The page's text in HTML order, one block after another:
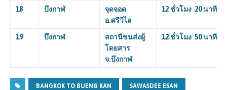
18 บึงกาฬ
จุดจอด
อ.ศรีวิไล
12 ชั่วโมง 20 นาที
19 บึงกาฬ
สถานีขนส่งผู้
โดยสาร
จ.บึงกาฬ
12 ชั่วโมง 50 นาที
BANGKOK TO BUENG KAN SAWASDEE ESAN